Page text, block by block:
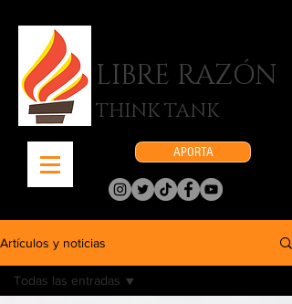
LIBRE RAZÓN
THINK TANK
APORTA
Artículos y noticias
Todas las entradas